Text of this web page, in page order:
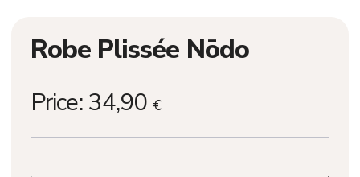
Robe Plissée Nōdo
Price: 34,90 €